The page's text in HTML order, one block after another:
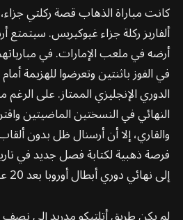
كانت مباراة الذهاب قصة ركلتي
ألفاريز ركلة جزاء غيوكيريس.
أرضه في ملعب الإمارات. في
في الفوز باثنتين وتعرضوا للهزيمة
الدوري الإنجليزي الممتاز. على
النهائي في النسختين الماضيتين
والقاري، إلا أن أرسنال ظل بدون
فرصة ذهبية لكتابة فصل جديد في
إلى نهائي دوري أبطال أوروبا بعد 20 عاماً.